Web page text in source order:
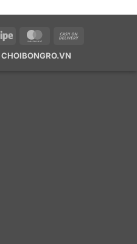
Stripe MasterCard
CHOIBONGRO.VN